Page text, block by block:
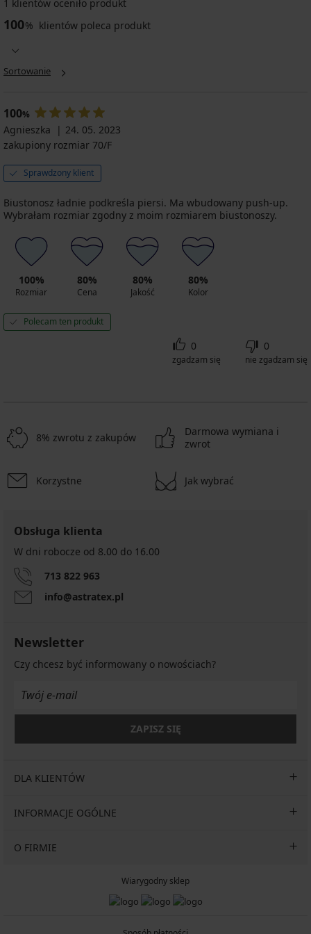
1 klientów oceniło produkt
100% klientów poleca produkt
Sortowanie
100%
Agnieszka
24. 05. 2023
zakupiony rozmiar 70/F
Sprawdzony klient
Biustonosz ładnie podkreśla piersi. Ma wbudowany push-up.
Wybrałam rozmiar zgodny z moim rozmiarem biustonoszy.
100%
Rozmiar
80%
Cena
80%
Jakość
80%
Kolor
Polecam ten produkt
0
zgadzam się
0
nie zgadzam się
8% zwrotu z zakupów
Darmowa wymiana i
zwrot
Korzystne Jak wybrać
Obsługa klienta
W dni robocze od 8.00 do 16.00
713 822 963
info@astratex.pl
Newsletter
Czy chcesz być informowany o nowościach?
ZAPISZ SIĘ
DLA KLIENTÓW
INFORMACJE OGÓLNE
O FIRMIE
Wiarygodny sklep